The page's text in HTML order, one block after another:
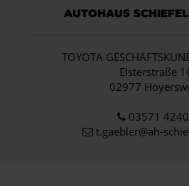
AUTOHAUS
TOYOTA
Elsterstraße
02977
03571
t.gaebler@ah-